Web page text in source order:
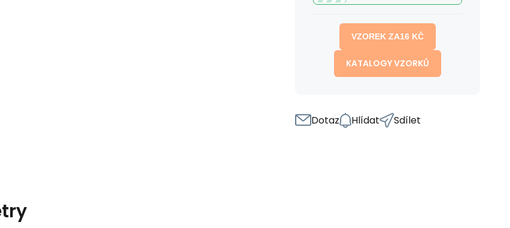
VZOREK ZA16 KČ
KATALOGY VZORKŮ
Dotaz Hlídat Sdílet